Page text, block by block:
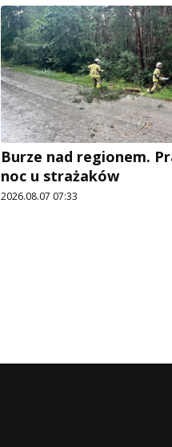
Burze nad regionem.
noc u strażaków
2026.08.07 07:33